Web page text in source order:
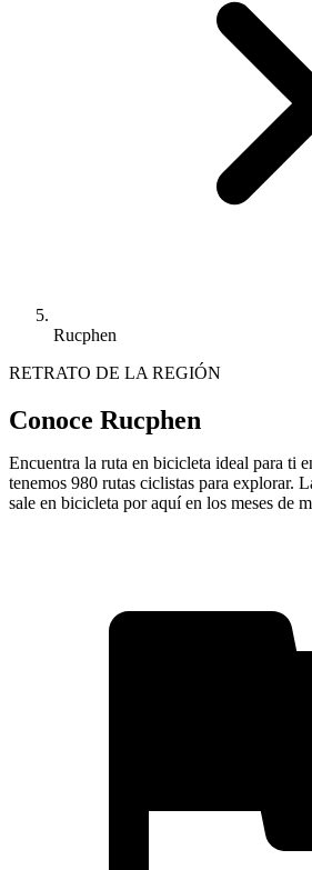
Rucphen
RETRATO DE LA REGIÓN
Conoce Rucphen
Encuentra la ruta en bicicleta ideal para ti
tenemos 980 rutas ciclistas para explorar.
sale en bicicleta por aquí en los meses de